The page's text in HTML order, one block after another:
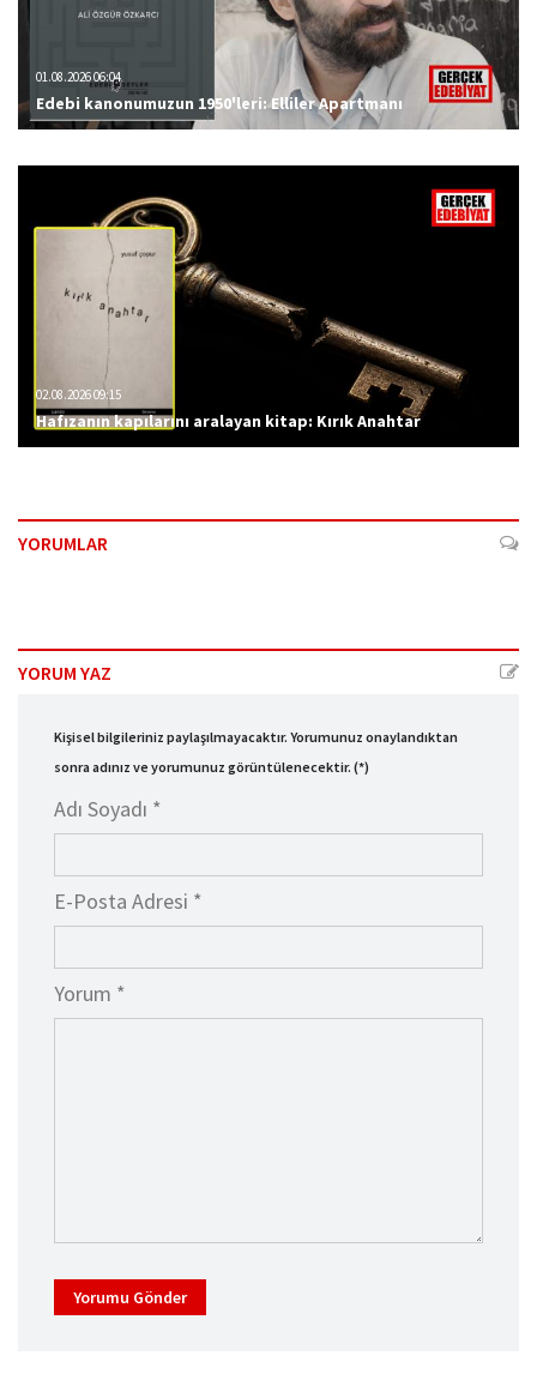
01.08.2026 06:04
Edebi kanonumuzun 1950'leri: Elliler Apartmanı
02.08.2026 09:15
Hafızanın kapılarını aralayan kitap: Kırık Anahtar
YORUMLAR
YORUM YAZ
Kişisel bilgileriniz paylaşılmayacaktır. Yorumunuz onaylandıktan
sonra adınız ve yorumunuz görüntülenecektir. (*)
Adı Soyadı *
E-Posta Adresi *
Yorum *
Yorumu Gönder